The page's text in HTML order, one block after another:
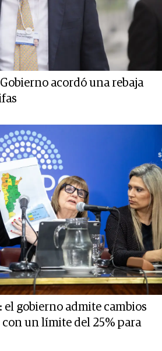
acordó una rebaja
el gobierno admite cambios
con un límite del 25% para